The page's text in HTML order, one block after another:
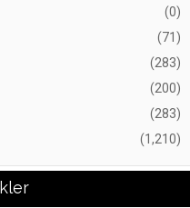
(0)
(71)
(283)
(200)
(283)
(1,210)